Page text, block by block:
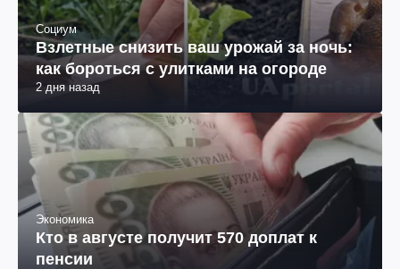
Социум
Взлетные снизить ваш урожай за ночь:
как бороться с улитками на огороде
2 дня назад
Экономика
Кто в августе получит 570 доплат к
пенсии